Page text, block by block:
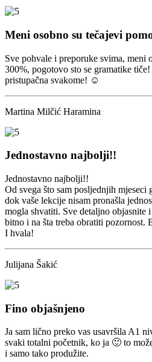
Meni osobno su tečajevi
Sve pohvale i preporuke svima, meni
300%, pogotovo sto se gramatike
pristupačna svakome! ☺️
Martina Milčić Haramina
Jednostavno najbolji!!
Jednostavno najbolji!!
Od svega što sam posljednjih mjeseci
dok vaše lekcije nisam pronašla
mogla shvatiti. Sve detaljno objasnite
bitno i na šta treba obratiti pozornost.
I hvala!
Julijana Šakić
Fino objašnjeno
Ja sam lično preko vas usavršila A1
svaki totalni početnik, ko ja 🙂 to
i samo tako produžite.